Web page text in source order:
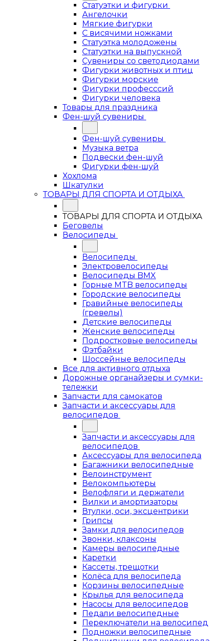
Статуэтки и фигурки
Ангелочки
Мягкие фигурки
С висячими ножками
Статуэтка молодожены
Статуэтки на выпускной
Сувениры со светодиодами
Фигурки животных и птиц
Фигурки морские
Фигурки професссий
Фигурки человека
Товары для праздника
Фен-шуй сувениры
Фен-шуй сувениры
Музыка ветра
Подвески фен-шуй
Фигурки фен-шуй
Хохлома
Шкатулки
ТОВАРЫ ДЛЯ СПОРТА И ОТДЫХА
ТОВАРЫ ДЛЯ СПОРТА И ОТДЫХА
Беговелы
Велосипеды
Велосипеды
Электровелосипеды
Велосипеды BMX
Горные MTB велосипеды
Городские велосипеды
Гравийные велосипеды
(гревелы)
Детские велосипеды
Женские велосипеды
Подростковые велосипеды
Фэтбайки
Шоссейные велосипеды
Все для активного отдыха
Дорожные органайзеры и сумки-
тележки
Запчасти для самокатов
Запчасти и аксессуары для
велосипедов
Запчасти и аксессуары для
велосипедов
Аксессуары для велосипеда
Багажники велосипедные
Велоинструмент
Велокомпьютеры
Велофляги и держатели
Вилки и амортизаторы
Втулки, оси, эксцентрики
Грипсы
Замки для велосипедов
Звонки, клаксоны
Камеры велосипедные
Каретки
Кассеты, трещотки
Колёса для велосипеда
Корзины велосипедные
Крылья для велосипеда
Насосы для велосипедов
Педали велосипедные
Переключатели на велосипед
Подножки велосипедные